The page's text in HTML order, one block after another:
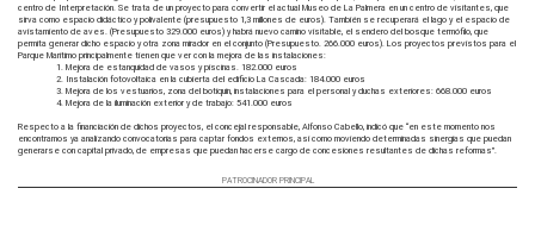
centro de Interpretación. Se trata de un proyecto para convertir el actual Museo de La Palmera en un centro de visitantes, que
sirva como espacio didáctico y polivalente (presupuesto 1,3 millones de euros). También se recuperará el lago y el espacio de
avistamiento de aves. (Presupuesto 329.000 euros) y habrá nuevo camino visitable, el sendero del bosque termófilo, que
permita generar dicho espacio y otra zona mirador en el conjunto (Presupuesto. 266.000 euros). Los proyectos previstos para el
Parque Marítimo principalmente tienen que ver con la mejora de las instalaciones:
Mejora de estanquidad de vasos y piscinas. 182.000 euros
Instalación fotovoltaica en la cubierta del edificio La Cascada: 184.000 euros
Mejora de los vestuarios, zona del botiquín, instalaciones para el personal y duchas exteriores: 668.000 euros
Mejora de la iluminación exterior y de trabajo: 541.000 euros
Respecto a la financiación de dichos proyectos, el concejal responsable, Alfonso Cabello, indicó que “en este momento nos
encontramos ya analizando convocatorias para captar fondos externos, así como moviendo determinadas sinergias que puedan
generarse con capital privado, de empresas que puedan hacerse cargo de concesiones resultantes de dichas reformas”.
PATROCINADOR PRINCIPAL